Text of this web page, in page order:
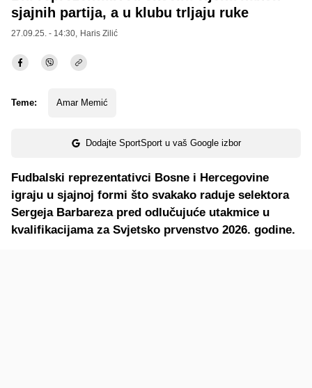
sjajnih partija, a u klubu trljaju ruke
27.09.25. - 14:30, Haris Zilić
Teme: Amar Memić
Dodajte SportSport u vaš Google izbor
Fudbalski reprezentativci Bosne i Hercegovine
igraju u sjajnoj formi što svakako raduje selektora
Sergeja Barbareza pred odlučujuće utakmice u
kvalifikacijama za Svjetsko prvenstvo 2026. godine.